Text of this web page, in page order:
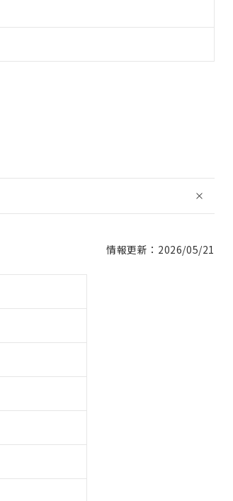
情報更新：2026/05/21